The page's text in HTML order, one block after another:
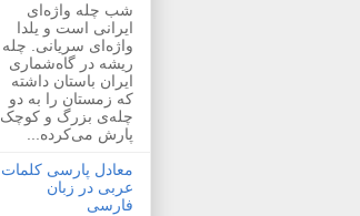
شب چله واژه‌ای
ایرانی است و یلدا
واژه‌ای سریانی. چله
ریشه در گاه‌شماری
ایران باستان داشته
که زمستان را به دو
چله‌ی بزرگ و کوچک
پارش می‌کرده...
معادل پارسی کلمات
عربی در زبان
فارسی